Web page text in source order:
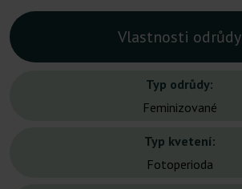
Vlastnosti odrůdy
Typ odrůdy:
Feminizované
Typ kvetení:
Fotoperioda